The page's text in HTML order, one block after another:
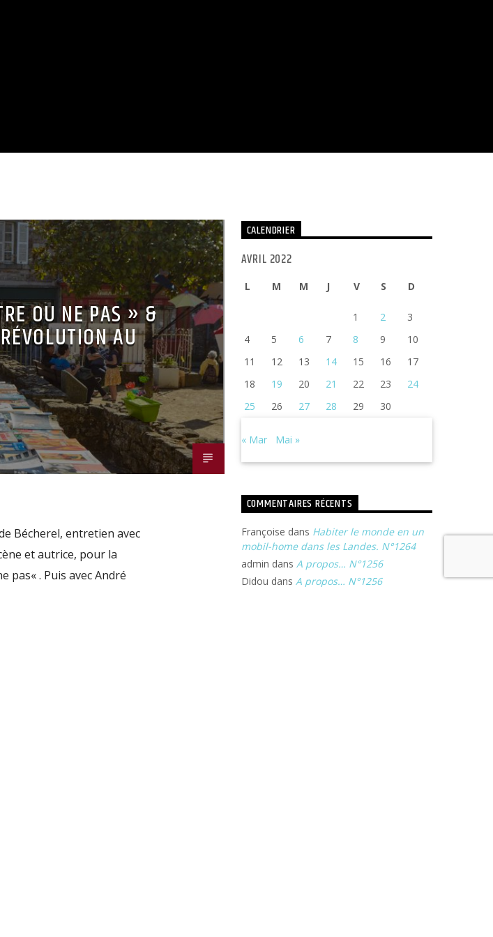
OU NE PAS » &
AU
Bécherel, entretien avec
et autrice, pour la
pas« . Puis avec André
CALENDRIER
AVRIL 2022
L M M J V S D
1 2
3
4
5 6 7 8 9
10
11
12 13 14 15 16
17
18
19 20 21 22 23
24
25
26 27 28 29 30
« Mar Mai »
COMMENTAIRES RÉCENTS
Françoise dans Habiter le monde en un
mobil-home dans les Landes. N°1264
admin dans A propos… N°1256
Didou dans A propos… N°1256